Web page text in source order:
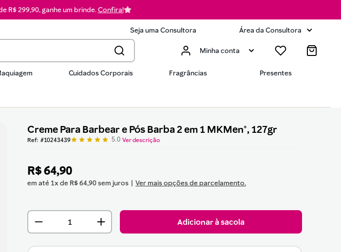
R$ 299,90, ganhe um brinde.Confira!
Seja uma Consultora Área da Consultora
Minha conta
Cuidados Corporais Fragrâncias Presentes
Creme Para Barbear e Pós Barba 2 em 1 MKMen®, 127gr
: 10243439 5.0 Ver descrição
R$64,90
em até 1x de R$64,90sem juros Ver mais opções de parcelamento.
Adicionar à sacola